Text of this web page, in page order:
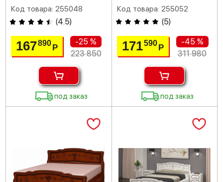
Код товара: 255048
(4.5)
167890Р
-25 %
223 850
под заказ
Код товара: 255052
(5)
171590 Р
-45 %
311 980
под заказ